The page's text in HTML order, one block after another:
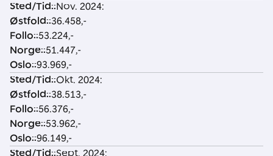
S
t
e
d
/
T
i
d
:
Ø
st
f
o
l
d
:
F
o
ll
o
:
N
o
r
g
e
:
O
sl
o
:
Sted/Tid::Nov. 2024:
Østfold::36.458,-
Follo::53.224,-
Norge::51.447,-
Oslo::93.969,-
Sted/Tid::Okt. 2024:
Østfold::38.513,-
Follo::56.376,-
Norge::53.962,-
Oslo::96.149,-
Sted/Tid::Sept. 2024: